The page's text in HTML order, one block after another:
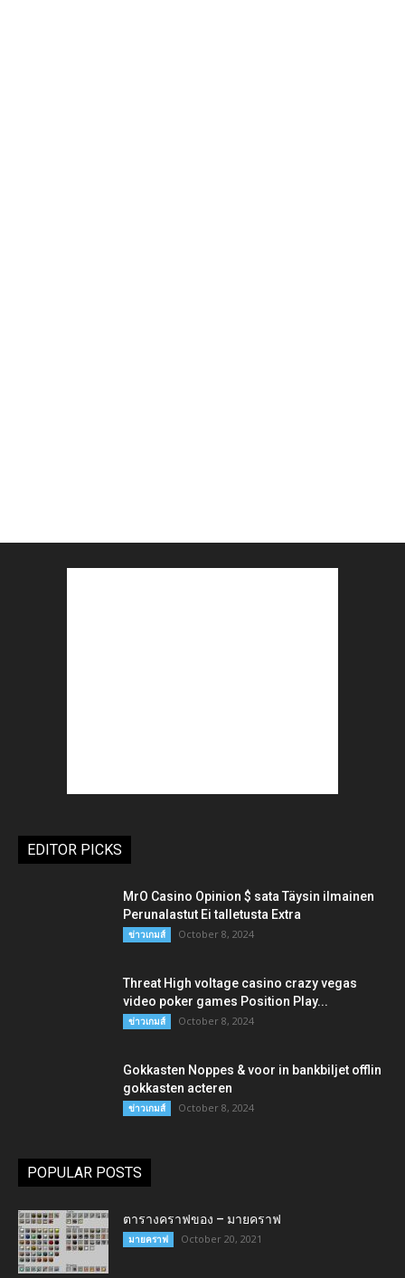
EDITOR PICKS
MrO Casino Opinion $ sata Täysin ilmainen
Perunalastut Ei talletusta Extra
ข่าวเกมส์ October 8, 2024
Threat High voltage casino crazy vegas
video poker games Position Play...
ข่าวเกมส์ October 8, 2024
Gokkasten Noppes & voor in bankbiljet offlin
gokkasten acteren
ข่าวเกมส์ October 8, 2024
POPULAR POSTS
ตารางคราฟของ – มายคราฟ
มายคราฟ October 20, 2021